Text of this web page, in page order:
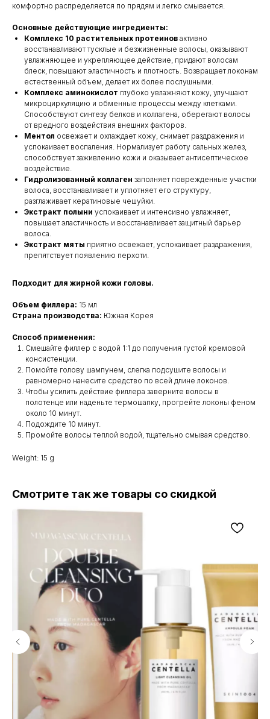
комфортно распределяется по прядям и легко смывается.
Основные действующие ингредиенты:
Комплекс 10 растительных протеинов активно
восстанавливают тусклые и безжизненные волосы, оказывают
увлажняющее и укрепляющее действие, придают волосам
блеск, повышают эластичность и плотность. Возвращает локонам
естественный объем, делает их более послушными.
Комплекс аминокислот глубоко увлажняют кожу, улучшают
микроциркуляцию и обменные процессы между клетками.
Способствуют синтезу белков и коллагена, оберегают волосы
от вредного воздействия внешних факторов.
Ментол освежает и охлаждает кожу, снимает раздражения и
успокаивает воспаления. Нормализует работу сальных желез,
способствует заживлению кожи и оказывает антисептическое
воздействие.
Гидролизованный коллаген заполняет поврежденные участки
волоса, восстанавливает и уплотняет его структуру,
разглаживает кератиновые чешуйки.
Экстракт полыни успокаивает и интенсивно увлажняет,
повышает эластичность и восстанавливает защитный барьер
волоса.
Экстракт мяты приятно освежает, успокаивает раздражения,
препятствует появлению перхоти.
Подходит для жирной кожи головы.
Объем филлера: 15 мл
Страна производства: Южная Корея
Способ применения:
Смешайте филлер с водой 1:1 до получения густой кремовой
консистенции.
Помойте голову шампунем, слегка подсушите волосы и
равномерно нанесите средство по всей длине локонов.
Чтобы усилить действие филлера заверните волосы в
полотенце или наденьте термошапку, прогрейте локоны феном
около 10 минут.
Подождите 10 минут.
Промойте волосы теплой водой, тщательно смывая средство.
Weight: 15 g
Смотрите так же товары со скидкой